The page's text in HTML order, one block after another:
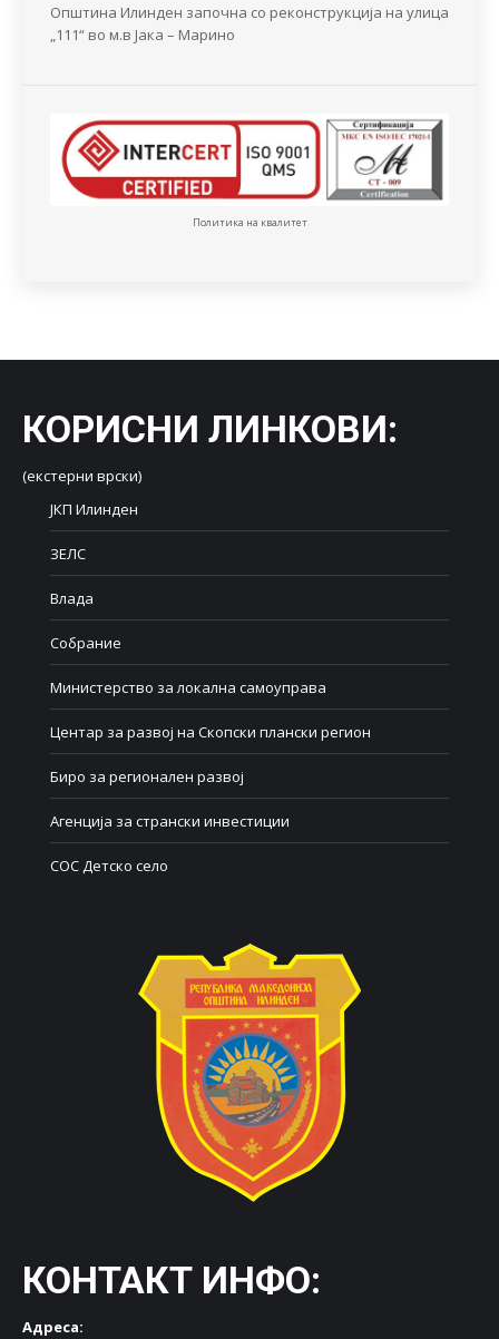
Општина Илинден започна со реконструкција на улица
„111“ во м.в Јака – Марино
Политика на квалитет
КОРИСНИ ЛИНКОВИ:
(екстерни врски)
ЈКП Илинден
ЗЕЛС
Влада
Собрание
Министерство за локална самоуправа
Центар за развој на Скопски плански регион
Биро за регионален развој
Агенција за странски инвестиции
СОС Детско село
КОНТАКТ ИНФО:
Адреса: